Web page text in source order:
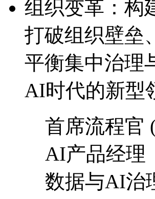
组织变革：
打破组织壁垒
平衡集中治理
AI时代的新型
首席流程官
AI产品经理
数据与AI治